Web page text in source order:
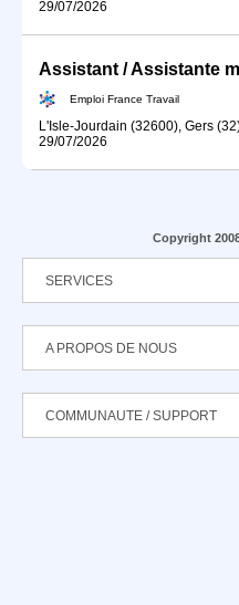
29/07/2026
Emploi France Travail
L'Isle-Jourdain (32600), Gers
29/07/2026
Copyright
SERVICES
A PROPOS DE NOUS
COMMUNAUTE / SUPPORT